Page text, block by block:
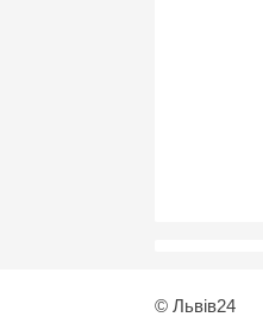
© Львів24